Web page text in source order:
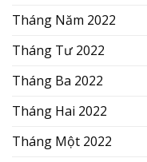
Tháng Năm 2022
Tháng Tư 2022
Tháng Ba 2022
Tháng Hai 2022
Tháng Một 2022